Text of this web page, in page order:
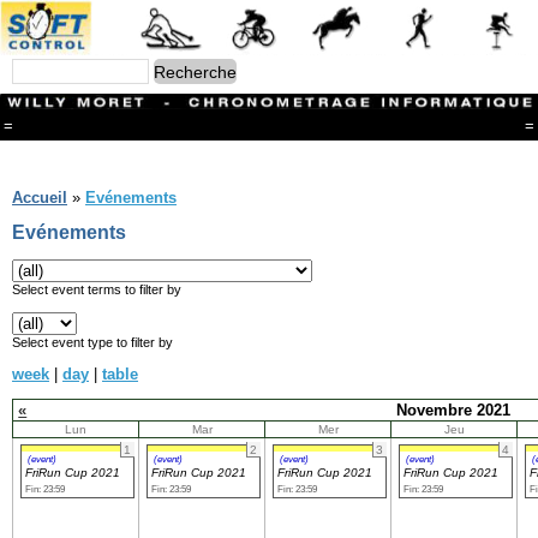
= =
Branches
CONTACT
Ski ALPIN
Triathlon
Ski Nordique
Courses à pieds
Athlétisme
Slalom In-Line
Caisse à savon
Coupe "Journal La Gruyère"
Hippisme
Marche
Archives
Accueil » Evénements
Evénements
Select event terms to filter by
Select event type to filter by
week | day | table
«
Novembre 2021
Lun Mar Mer
Jeu
1
(event)
FriRun Cup 2021
Fin: 23:59
2
(event)
FriRun Cup 2021
Fin: 23:59
3
(event)
FriRun Cup 2021
Fin: 23:59
4
(event)
FriRun Cup 2021
Fin: 23:59